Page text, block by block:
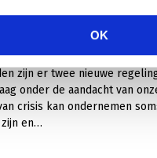
OK
zijn er twee nieuwe
onder de aandacht van
crisis kan ondernemen
en…